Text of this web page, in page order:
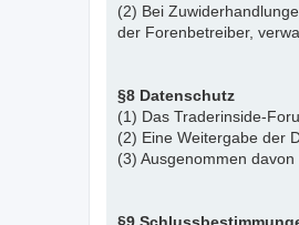
(2) Bei
der Forenbetreiber,
§8 Datenschutz
(1) Das Traderinside-
(2) Eine Weitergabe der
(3) Ausgenommen
§9